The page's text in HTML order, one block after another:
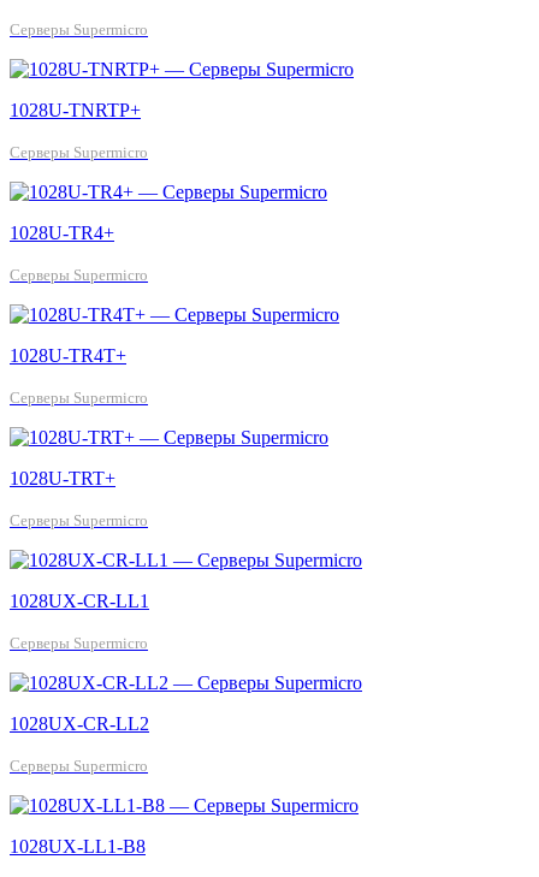
Серверы Supermicro
1028U-TNRTP+
Серверы Supermicro
1028U-TR4+
Серверы Supermicro
1028U-TR4T+
Серверы Supermicro
1028U-TRT+
Серверы Supermicro
1028UX-CR-LL1
Серверы Supermicro
1028UX-CR-LL2
Серверы Supermicro
1028UX-LL1-B8